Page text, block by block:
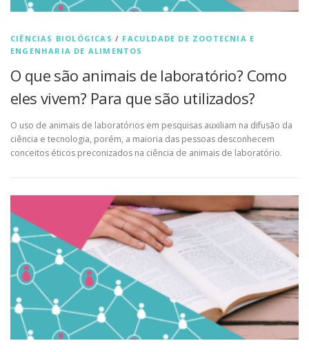
CIÊNCIAS BIOLÓGICAS / FACULDADE DE ZOOTECNIA E
ENGENHARIA DE ALIMENTOS
O que são animais de laboratório? Como
eles vivem? Para que são utilizados?
O uso de animais de laboratórios em pesquisas auxiliam na difusão da
ciência e tecnologia, porém, a maioria das pessoas desconhecem
conceitos éticos preconizados na ciência de animais de laboratório.